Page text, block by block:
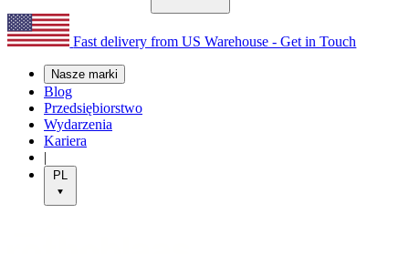
Fast delivery from US Warehouse - Get in Touch
Nasze marki
Blog
Przedsiębiorstwo
Wydarzenia
Kariera
|
PL